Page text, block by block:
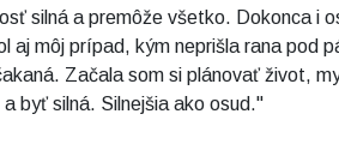
silná a premôže všetko. Dokonca i
aj môj prípad, kým neprišla rana pod
Začala som si plánovať život,
byť silná. Silnejšia ako osud."